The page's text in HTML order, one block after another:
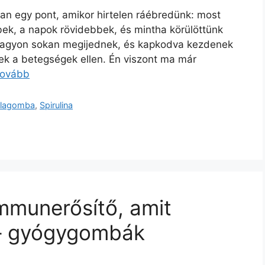
egy pont, amikor hirtelen ráébredünk: most
a napok rövidebbek, és mintha körülöttünk
sokan megijednek, és kapkodva kezdenek
a betegségek ellen. Én viszont ma már
, Spirulina
amit
gyógygombák